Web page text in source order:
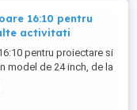
16:10 pentru
activitati
pentru proiectare si
model de 24 inch, de la
ECO - Pret: 150 lei -- Un
la NEC - BL246H3 -